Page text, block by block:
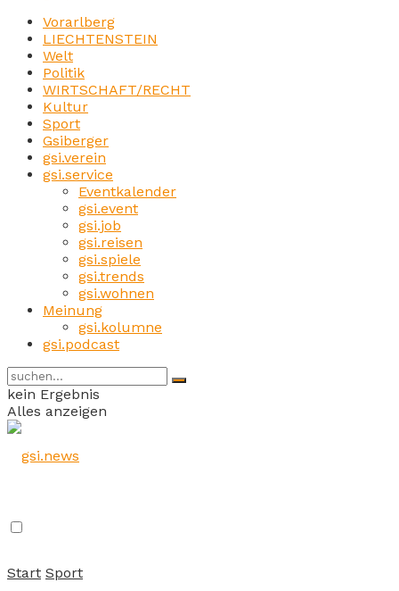
Vorarlberg
LIECHTENSTEIN
Welt
Politik
WIRTSCHAFT/RECHT
Kultur
Sport
Gsiberger
gsi.verein
gsi.service
Eventkalender
gsi.event
gsi.job
gsi.reisen
gsi.spiele
gsi.trends
gsi.wohnen
Meinung
gsi.kolumne
gsi.podcast
kein Ergebnis
Alles anzeigen
Start Sport